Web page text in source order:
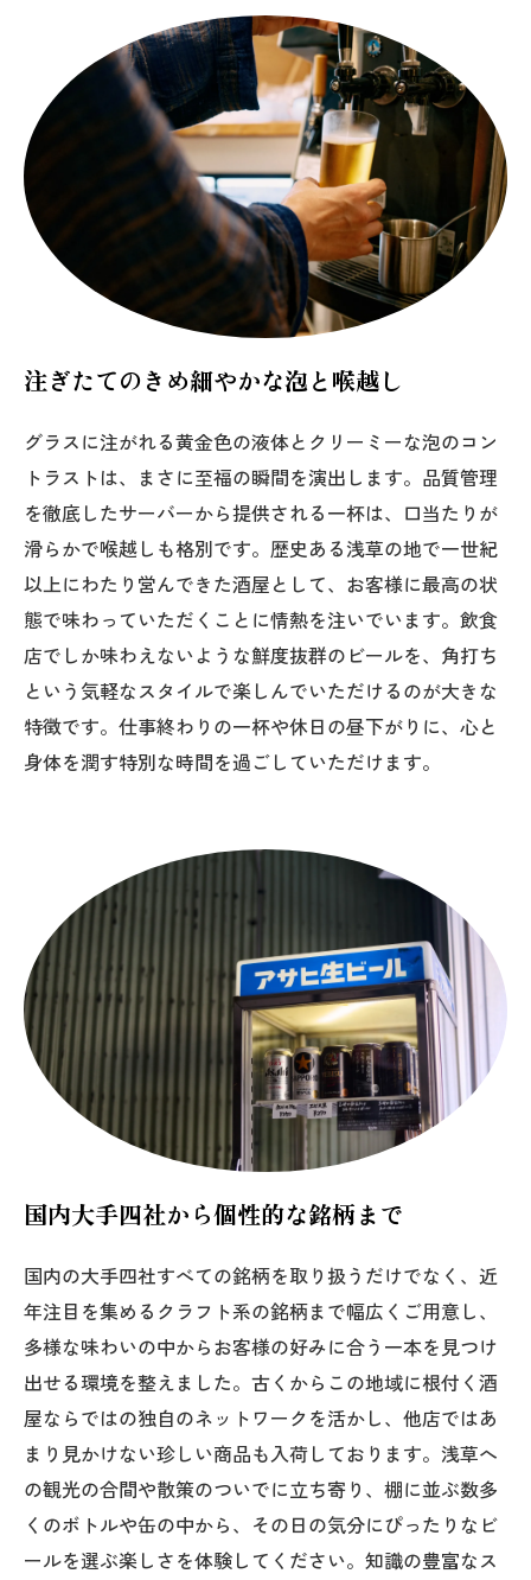
注ぎたてのきめ細やかな泡と喉越し
グラスに注がれる黄金色の液体とクリーミーな泡のコン
トラストは、まさに至福の瞬間を演出します。品質管理
を徹底したサーバーから提供される一杯は、口当たりが
滑らかで喉越しも格別です。歴史ある浅草の地で一世紀
以上にわたり営んできた酒屋として、お客様に最高の状
態で味わっていただくことに情熱を注いでいます。飲食
店でしか味わえないような鮮度抜群のビールを、角打ち
という気軽なスタイルで楽しんでいただけるのが大きな
特徴です。仕事終わりの一杯や休日の昼下がりに、心と
身体を潤す特別な時間を過ごしていただけます。
国内大手四社から個性的な銘柄まで
国内の大手四社すべての銘柄を取り扱うだけでなく、近
年注目を集めるクラフト系の銘柄まで幅広くご用意し、
多様な味わいの中からお客様の好みに合う一本を見つけ
出せる環境を整えました。古くからこの地域に根付く酒
屋ならではの独自のネットワークを活かし、他店ではあ
まり見かけない珍しい商品も入荷しております。浅草へ
の観光の合間や散策のついでに立ち寄り、棚に並ぶ数多
くのボトルや缶の中から、その日の気分にぴったりなビ
ールを選ぶ楽しさを体験してください。知識の豊富なス